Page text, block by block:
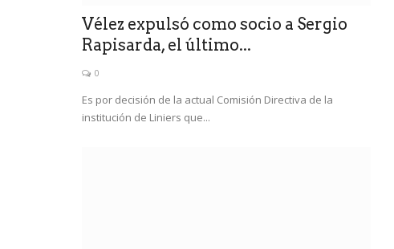
Vélez expulsó como socio a Sergio
Rapisarda, el último...
0
Es por decisión de la actual Comisión Directiva de la
institución de Liniers que...